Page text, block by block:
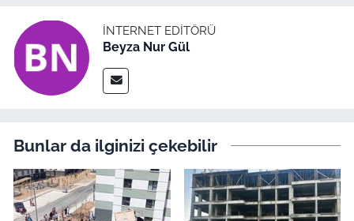
İNTERNET EDITÖRÜ
Beyza Nur Gül
Bunlar da ilginizi çekebilir